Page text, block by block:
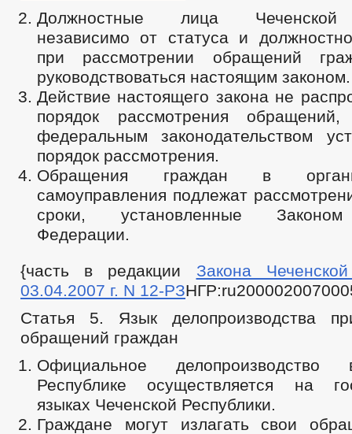
Должностные лица Чеченской
независимо от статуса и
при рассмотрении обращений
руководствоваться настоящим законом.
Действие настоящего закона не
порядок рассмотрения
федеральным законодательством
порядок рассмотрения.
Обращения граждан в
самоуправления подлежат
сроки, установленные Законом
Федерации.
{часть в редакции Закона
03.04.2007 г. N 12-РЗ
Статья 5. Язык делопроизводства
обращений граждан
Официальное делопроизводство
Республике осуществляется на
языках Чеченской Республики.
Граждане могут излагать свои